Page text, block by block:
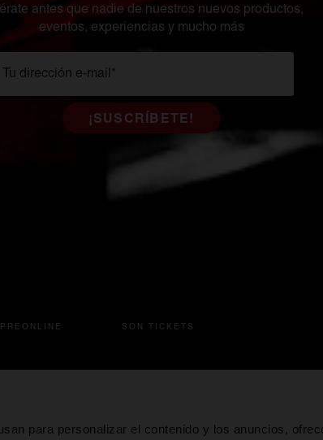
para personalizar el contenido y los anuncios,
antes que nadie de nuestros nuevos productos,
eventos, experiencias y mucho más
Tu dirección e-mail *
¡SUSCRÍBETE!
SON TICKETS
una pestaña nueva